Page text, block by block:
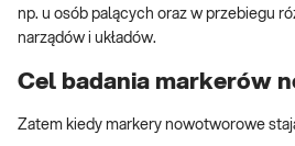
np. u osób palących oraz w przebiegu
narządów i układów.
Cel badania markerów
Zatem kiedy markery nowotworowe